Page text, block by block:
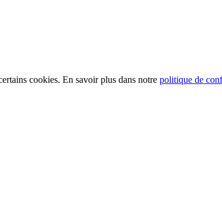
cookies. En savoir plus dans notre politique de